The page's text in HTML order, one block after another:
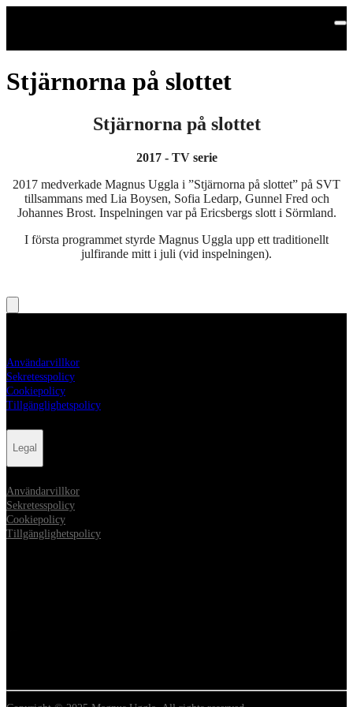
Stjärnorna på slottet
Stjärnorna på slottet
2017 - TV serie
2017 medverkade Magnus Uggla i ”Stjärnorna på slottet” på SVT
tillsammans med Lia Boysen, Sofia Ledarp, Gunnel Fred och
Johannes Brost. Inspelningen var på Ericsbergs slott i Sörmland.
I första programmet styrde Magnus Uggla upp ett traditionellt
julfirande mitt i juli (vid inspelningen).
Användarvillkor
Sekretesspolicy
Cookiepolicy
Tillgänglighetspolicy
Legal
Användarvillkor
Sekretesspolicy
Cookiepolicy
Tillgänglighetspolicy